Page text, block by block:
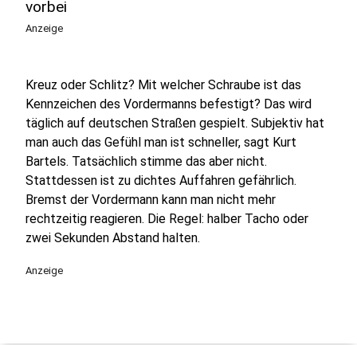
vorbei
Anzeige
Kreuz oder Schlitz? Mit welcher Schraube ist das
Kennzeichen des Vordermanns befestigt? Das wird
täglich auf deutschen Straßen gespielt. Subjektiv hat
man auch das Gefühl man ist schneller, sagt Kurt
Bartels. Tatsächlich stimme das aber nicht.
Stattdessen ist zu dichtes Auffahren gefährlich.
Bremst der Vordermann kann man nicht mehr
rechtzeitig reagieren. Die Regel: halber Tacho oder
zwei Sekunden Abstand halten.
Anzeige